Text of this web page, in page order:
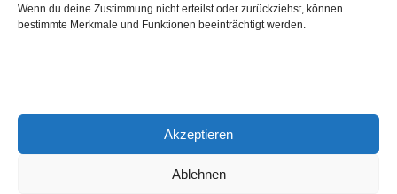
Wenn du deine Zustimmung nicht erteilst oder zurückziehst, können
bestimmte Merkmale und Funktionen beeinträchtigt werden.
Akzeptieren
Ablehnen
Peated: Nein
in den Whiskys des Monats.